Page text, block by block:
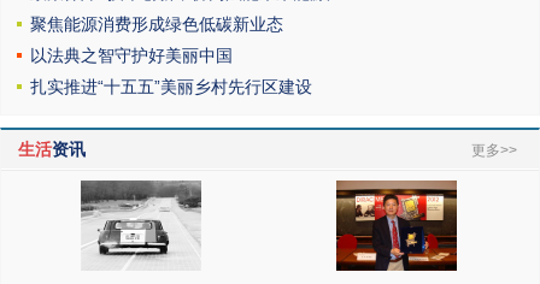
聚焦能源消费形成绿色低碳新业态
以法典之智守护好美丽中国
扎实推进“十五五”美丽乡村先行区建设
生活资讯 更多>>